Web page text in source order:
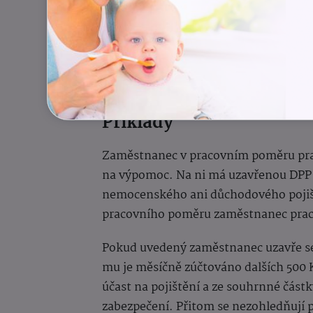
Částka rozhodná pro účast
pojištění je od 1. 1. 2025 ve výši 11
z příjmu 11 500 Kč se tak odvede
státní politiku zaměstnanosti.
Příklady
Zaměstnanec v pracovním poměru
na výpomoc. Na ni má uzavřenou
nemocenského ani důchodového
pracovního poměru zaměstnanec
Pokud uvedený zaměstnanec uzavře
mu je měsíčně zúčtováno dalších
účast na pojištění a ze souhrnné
zabezpečení. Přitom se nezohledňují